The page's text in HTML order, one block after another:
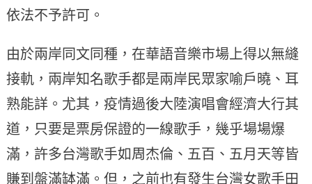
依法不予許可。
由於兩岸同文同種，在華語音樂市場上得以無縫
接軌，兩岸知名歌手都是兩岸民眾家喻戶曉、耳
熟能詳。尤其，疫情過後大陸演唱會經濟大行其
道，只要是票房保證的一線歌手，幾乎場場爆
滿，許多台灣歌手如周杰倫、五百、五月天等皆
賺到盤滿缽滿。但，之前也有發生台灣女歌手田